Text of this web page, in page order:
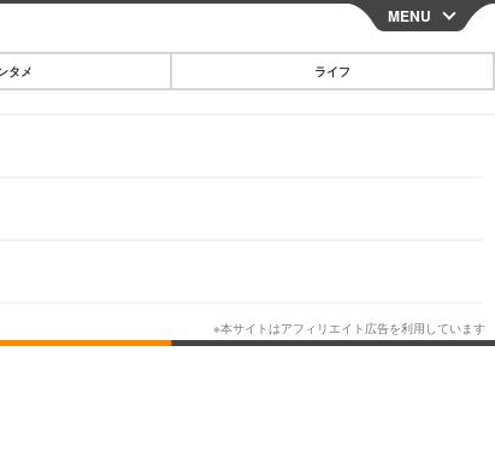
CLOSE
グルメ
MENU
タメ ライフ